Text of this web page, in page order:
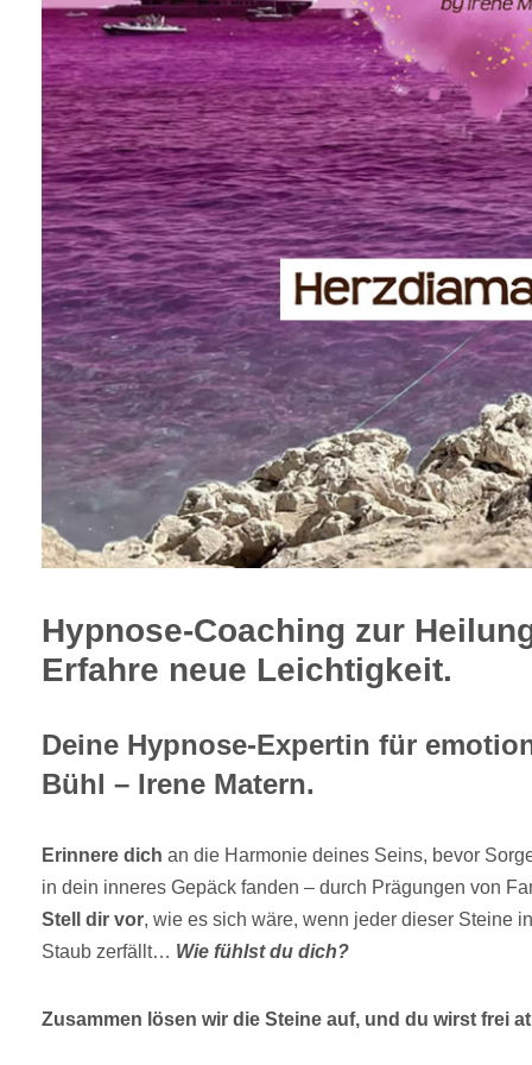
Hypnose-Coaching zur
Erfahre neue Leichtigkeit.
Deine Hypnose-Expertin für
Bühl – Irene Matern.
Erinnere dich an die Harmonie deines Seins, bevor
in dein inneres Gepäck fanden – durch Prägungen von
Stell dir vor, wie es sich wäre, wenn jeder dieser Steine
Staub zerfällt… Wie fühlst du dich?
Zusammen lösen wir die Steine auf, und du wirst frei